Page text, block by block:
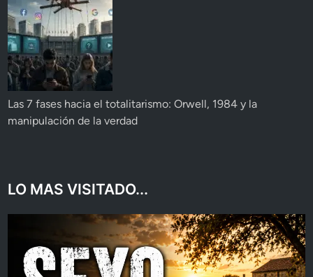
Las 7 fases hacia el totalitarismo: Orwell, 1984 y la
manipulación de la verdad
LO MAS VISITADO...